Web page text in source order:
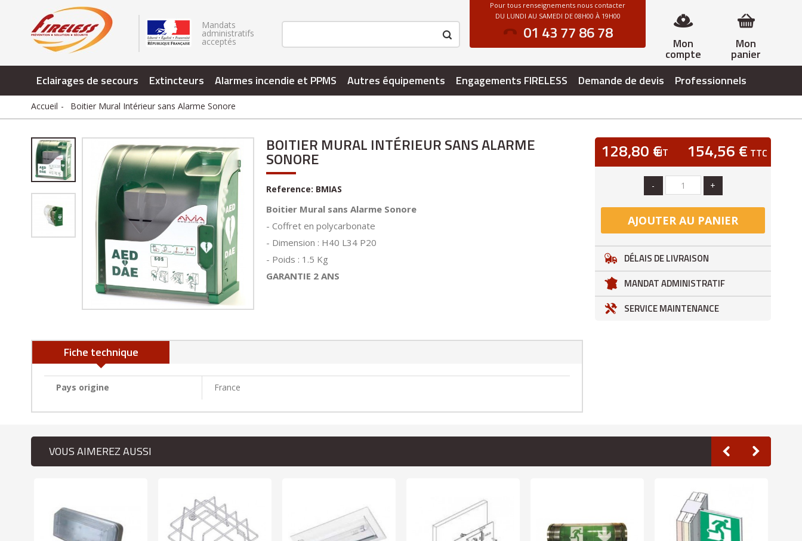
Mandats
administratifs
acceptés Mon
panier
Mon
compte
Pour tous renseignements nous contacter
DU LUNDI AU SAMEDI DE 08H00 À 19H00
01 43 77 86 78
Eclairages de secours Extincteurs Alarmes incendie et PPMS Autres équipements Engagements FIRELESS Demande de devis Professionnels
Accueil Boitier Mural Intérieur sans Alarme Sonore
BOITIER MURAL INTÉRIEUR SANS ALARME
SONORE
Reference: BMIAS
Boitier Mural sans Alarme Sonore
- Coffret en polycarbonate
- Dimension : H40 L34 P20
- Poids : 1.5 Kg
GARANTIE 2 ANS
Fiche technique
Pays origine France
128,80 €HT 154,56 € TTC
- +
AJOUTER AU PANIER
DÉLAIS DE LIVRAISON
MANDAT ADMINISTRATIF
SERVICE MAINTENANCE
VOUS AIMEREZ AUSSI